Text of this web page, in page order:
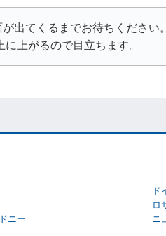
出てくるまでお待ちください。
上がるので目立ちます。
ド
ロ
ニー ニ